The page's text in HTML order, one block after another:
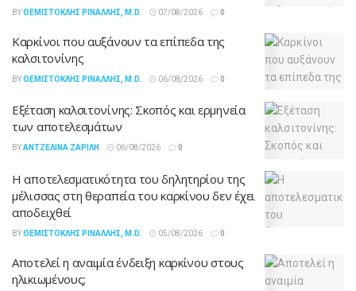
BYΘΕΜΙΣΤΟΚΛΉΣ ΡΙΝΆΛΛΗΣ, M.D. 07/08/2026 0
Καρκίνοι που αυξάνουν τα επίπεδα της
καλσιτονίνης
BYΘΕΜΙΣΤΟΚΛΉΣ ΡΙΝΆΛΛΗΣ, M.D. 06/08/2026 0
Εξέταση καλσιτονίνης: Σκοπός και ερμηνεία
των αποτελεσμάτων
BYΑΝΤΖΕΛΊΝΑ ΖΑΡΊΛΗ 06/08/2026 0
Η αποτελεσματικότητα του δηλητηρίου της
μέλισσας στη θεραπεία του καρκίνου δεν έχει
αποδειχθεί
BYΘΕΜΙΣΤΟΚΛΉΣ ΡΙΝΆΛΛΗΣ, M.D. 05/08/2026 0
Αποτελεί η αναιμία ένδειξη καρκίνου στους
ηλικιωμένους;